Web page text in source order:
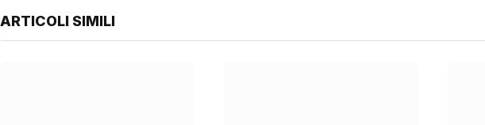
ARTICOLI SIMILI